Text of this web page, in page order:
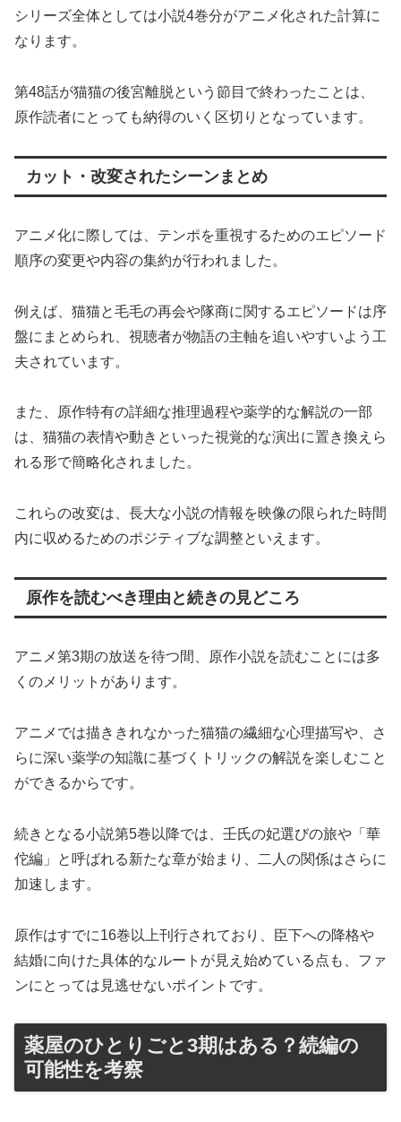
シリーズ全体としては小説4巻分がアニメ化された計算に
なります。
第48話が猫猫の後宮離脱という節目で終わったことは、
原作読者にとっても納得のいく区切りとなっています。
カット・改変されたシーンまとめ
アニメ化に際しては、テンポを重視するためのエピソード
順序の変更や内容の集約が行われました。
例えば、猫猫と毛毛の再会や隊商に関するエピソードは序
盤にまとめられ、視聴者が物語の主軸を追いやすいよう工
夫されています。
また、原作特有の詳細な推理過程や薬学的な解説の一部
は、猫猫の表情や動きといった視覚的な演出に置き換えら
れる形で簡略化されました。
これらの改変は、長大な小説の情報を映像の限られた時間
内に収めるためのポジティブな調整といえます。
原作を読むべき理由と続きの見どころ
アニメ第3期の放送を待つ間、原作小説を読むことには多
くのメリットがあります。
アニメでは描ききれなかった猫猫の繊細な心理描写や、さ
らに深い薬学の知識に基づくトリックの解説を楽しむこと
ができるからです。
続きとなる小説第5巻以降では、壬氏の妃選びの旅や「華
佗編」と呼ばれる新たな章が始まり、二人の関係はさらに
加速します。
原作はすでに16巻以上刊行されており、臣下への降格や
結婚に向けた具体的なルートが見え始めている点も、ファ
ンにとっては見逃せないポイントです。
薬屋のひとりごと3期はある？続編の
可能性を考察